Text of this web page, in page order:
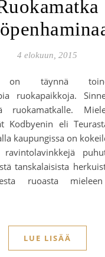
4 elokuun, 2015
ruokapaikkoja.
ruokamatkalle.
Kodbyenin eli
kaupungissa on
tanskalaisista
ruoasta
LUE LISÄÄ